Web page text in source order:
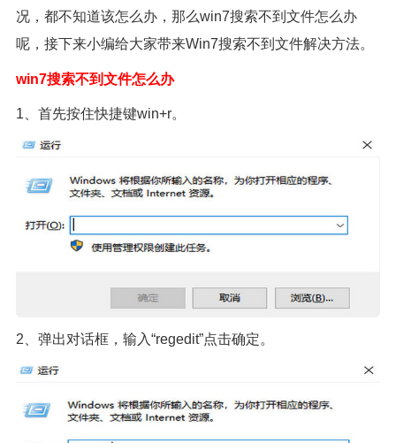
况，都不知道该怎么办，那么win7搜索不到文件怎么办
呢，接下来小编给大家带来Win7搜索不到文件解决方法。
win7搜索不到文件怎么办
1、首先按住快捷键win+r。
2、弹出对话框，输入“regedit”点击确定。